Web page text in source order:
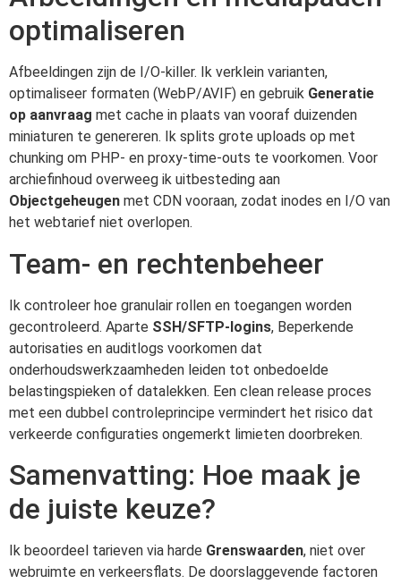
optimaliseren
Afbeeldingen zijn de I/O-killer. Ik verklein varianten,
optimaliseer formaten (WebP/AVIF) en gebruik Generatie
op aanvraag met cache in plaats van vooraf duizenden
miniaturen te genereren. Ik splits grote uploads op met
chunking om PHP- en proxy-time-outs te voorkomen. Voor
archiefinhoud overweeg ik uitbesteding aan
Objectgeheugen met CDN vooraan, zodat inodes en I/O van
het webtarief niet overlopen.
Team- en rechtenbeheer
Ik controleer hoe granulair rollen en toegangen worden
gecontroleerd. Aparte SSH/SFTP-logins, Beperkende
autorisaties en auditlogs voorkomen dat
onderhoudswerkzaamheden leiden tot onbedoelde
belastingspieken of datalekken. Een clean release proces
met een dubbel controleprincipe vermindert het risico dat
verkeerde configuraties ongemerkt limieten doorbreken.
Samenvatting: Hoe maak je
de juiste keuze?
Ik beoordeel tarieven via harde Grenswaarden, niet over
webruimte en verkeersflats. De doorslaggevende factoren